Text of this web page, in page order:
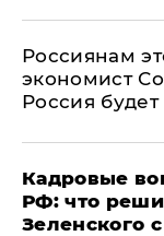
Россиянам
экономист
Россия
Кадровые
РФ: что
Зеленского